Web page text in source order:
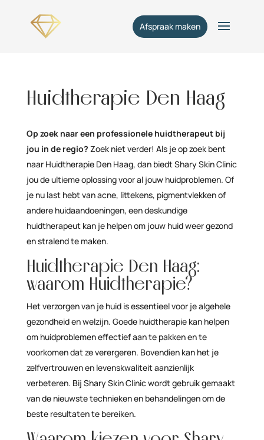
Afspraak maken
Huidtherapie Den Haag
Op zoek naar een professionele huidtherapeut bij
jou in de regio? Zoek niet verder! Als je op zoek bent
naar Huidtherapie Den Haag, dan biedt Shary Skin Clinic
jou de ultieme oplossing voor al jouw huidproblemen. Of
je nu last hebt van acne, littekens, pigmentvlekken of
andere huidaandoeningen, een deskundige
huidtherapeut kan je helpen om jouw huid weer gezond
en stralend te maken.
Huidtherapie Den Haag:
waarom Huidtherapie?
Het verzorgen van je huid is essentieel voor je algehele
gezondheid en welzijn. Goede huidtherapie kan helpen
om huidproblemen effectief aan te pakken en te
voorkomen dat ze verergeren. Bovendien kan het je
zelfvertrouwen en levenskwaliteit aanzienlijk
verbeteren. Bij Shary Skin Clinic wordt gebruik gemaakt
van de nieuwste technieken en behandelingen om de
beste resultaten te bereiken.